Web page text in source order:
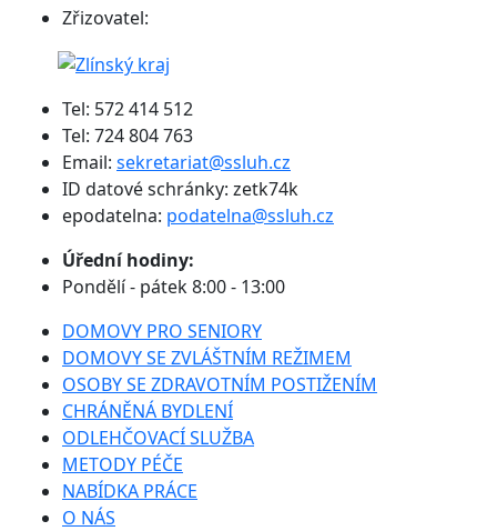
Zřizovatel:
Tel: 572 414 512
Tel: 724 804 763
Email: sekretariat@ssluh.cz
ID datové schránky: zetk74k
epodatelna: podatelna@ssluh.cz
Úřední hodiny:
Pondělí - pátek 8:00 - 13:00
DOMOVY PRO SENIORY
DOMOVY SE ZVLÁŠTNÍM REŽIMEM
OSOBY SE ZDRAVOTNÍM POSTIŽENÍM
CHRÁNĚNÁ BYDLENÍ
ODLEHČOVACÍ SLUŽBA
METODY PÉČE
NABÍDKA PRÁCE
O NÁS